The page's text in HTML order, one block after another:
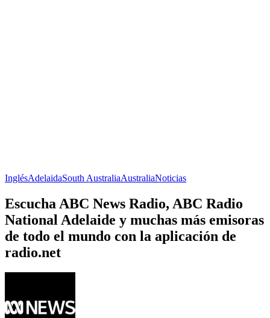
InglésAdelaidaSouth AustraliaAustraliaNoticias
Escucha ABC News Radio, ABC Radio
National Adelaide y muchas más emisoras
de todo el mundo con la aplicación de
radio.net